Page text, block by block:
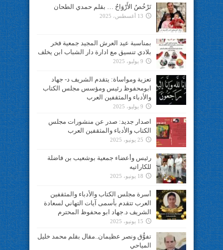
تَرْخُصُ الأَرْوَاحُ … بقلم حمدي الطحان
13 أغسطس، 2025
بمناسبة عيد العرش المجيد جمعية فخر
بلادي تنسيق مع ادارة دار الشباب ابن يخلف
9 يوليو، 2025
تعزية ومواساة: يتقدم الشريف د- جهاد
ابومحفوظ رئيس ومؤسس مجلس الكتاب
والأدباء والمثقفين العرب
9 يوليو، 2025
اصدار جديد: صدر عن منشورات مجلس
الكتاب والأدباء والمثقفين العرب
25 يونيو، 2025
رئيس وأعضاء جمعية بوشعيب بن فاضلة
للكاراتيه
18 يونيو، 2025
أسرة مجلس الكتاب والأدباء والمثقفين
العرب تتقدم بأسمى آيات التهاني لسعادة
الشريف د.جهاد ابو محفوظ المحترم
15 يونيو، 2025
تفوُّق ونصر عظيمان..مقال بقلم محمد خليل
المياحي